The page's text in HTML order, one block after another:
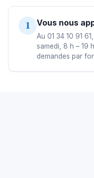
1 Vous nous
Au 01 34 10 91
samedi, 8 h – 19
demandes par